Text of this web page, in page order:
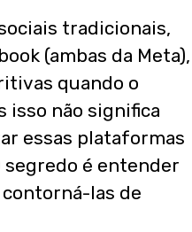
tradicionais,
(ambas da Meta),
quando o
isso não significa
essas plataformas
segredo é entender
las de